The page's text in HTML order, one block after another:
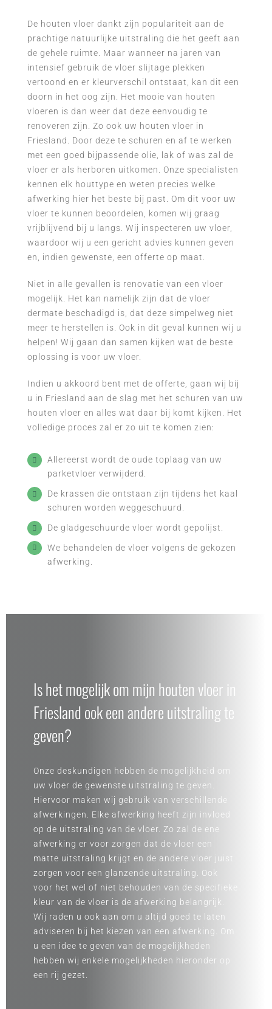
De houten vloer dankt zijn populariteit aan de
prachtige natuurlijke uitstraling die het geeft aan
de gehele ruimte. Maar wanneer na jaren van
intensief gebruik de vloer slijtage plekken
vertoond en er kleurverschil ontstaat, kan dit een
doorn in het oog zijn. Het mooie van houten
vloeren is dan weer dat deze eenvoudig te
renoveren zijn. Zo ook uw houten vloer in
Friesland. Door deze te schuren en af te werken
met een goed bijpassende olie, lak of was zal de
vloer er als herboren uitkomen. Onze specialisten
kennen elk houttype en weten precies welke
afwerking hier het beste bij past. Om dit voor uw
vloer te kunnen beoordelen, komen wij graag
vrijblijvend bij u langs. Wij inspecteren uw vloer,
waardoor wij u een gericht advies kunnen geven
en, indien gewenste, een offerte op maat.
Niet in alle gevallen is renovatie van een vloer
mogelijk. Het kan namelijk zijn dat de vloer
dermate beschadigd is, dat deze simpelweg niet
meer te herstellen is. Ook in dit geval kunnen wij u
helpen! Wij gaan dan samen kijken wat de beste
oplossing is voor uw vloer.
Indien u akkoord bent met de offerte, gaan wij bij
u in Friesland aan de slag met het schuren van uw
houten vloer en alles wat daar bij komt kijken. Het
volledige proces zal er zo uit te komen zien:
Allereerst wordt de oude toplaag van uw
parketvloer verwijderd.
De krassen die ontstaan zijn tijdens het kaal
schuren worden weggeschuurd.
De gladgeschuurde vloer wordt gepolijst.
We behandelen de vloer volgens de gekozen
afwerking.
Is het mogelijk om mijn houten vloer in
Friesland ook een andere uitstraling te
geven?
Onze deskundigen hebben de mogelijkheid om
uw vloer de gewenste uitstraling te geven.
Hiervoor maken wij gebruik van verschillende
afwerkingen. Elke afwerking heeft zijn invloed
op de uitstraling van de vloer. Zo zal de ene
afwerking er voor zorgen dat de vloer een
matte uitstraling krijgt en de andere vloer juist
zorgen voor een glanzende uitstraling. Ook
voor het wel of niet behouden van de specifieke
kleur van de vloer is de afwerking belangrijk.
Wij raden u ook aan om u altijd goed te laten
adviseren bij het kiezen van een afwerking. Om
u een idee te geven van de mogelijkheden
hebben wij enkele mogelijkheden hierond er op
een rij gezet.